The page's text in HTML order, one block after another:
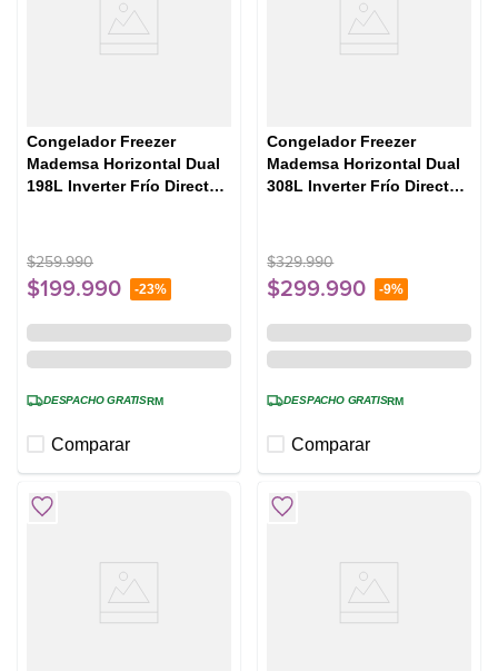
Congelador Freezer
Mademsa Horizontal Dual
198L Inverter Frío Directo
$259.990
$199.990 -23%
DESPACHO GRATISRM
Comparar
Congelador Freezer
Mademsa Horizontal Dual
308L Inverter Frío Directo
$329.990
$299.990 -9%
DESPACHO GRATISRM
Comparar